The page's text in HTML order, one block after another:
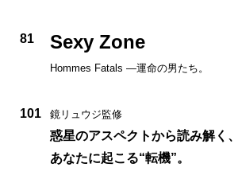
81 Sexy Zone
Hommes Fatals —運命の男たち。
101 鏡リュウジ監修
惑星のアスペクトから読み解く、
あなたに起こる“転機”。